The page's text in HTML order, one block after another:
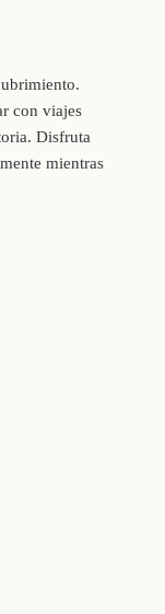
con viajes
Disfruta
mientras